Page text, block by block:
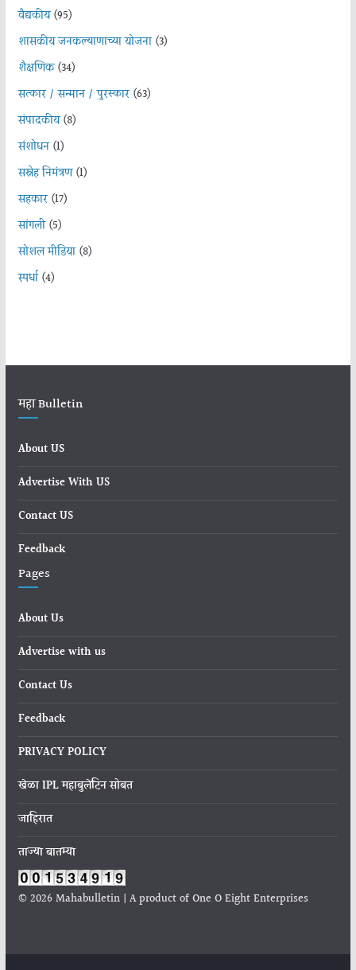
वैद्यकीय(95)
शासकीय जनकल्याणाच्या योजना(3)
शैक्षणिक(34)
सत्कार / सन्मान / पुरस्कार(63)
संपादकीय(8)
संशोधन(1)
सस्नेह निमंत्रण(1)
सहकार(17)
सांगली(5)
सोशल मीडिया(8)
स्पर्धा(4)
महा Bulletin
About US
Advertise With US
Contact US
Feedback
Pages
About Us
Advertise with us
Contact Us
Feedback
PRIVACY POLICY
खेळा IPL महाबुलेटिन सोबत
जाहिरात
ताज्या बातम्या
© 2026 Mahabulletin | A product of One O Eight Enterprises